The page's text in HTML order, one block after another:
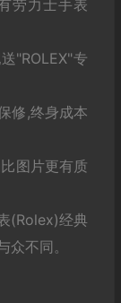
劳力士手表
"ROLEX"专
修,终身成本
图片更有质
(Rolex)经典
不同。